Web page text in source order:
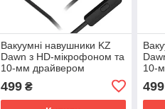
Вакуумні навушники KZ
Dawn з HD-мікрофоном та
10-мм драйвером
499₴
10-
499